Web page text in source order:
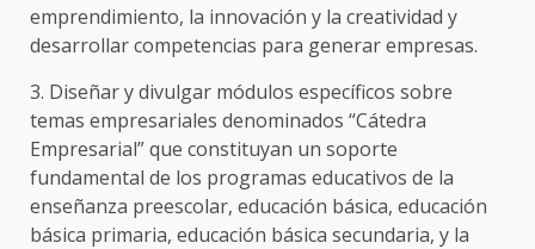
emprendimiento, la innovación y la creatividad y
desarrollar competencias para generar empresas.
3. Diseñar y divulgar módulos específicos sobre
temas empresariales denominados “Cátedra
Empresarial” que constituyan un soporte
fundamental de los programas educativos de la
enseñanza preescolar, educación básica, educación
básica primaria, educación básica secundaria, y la